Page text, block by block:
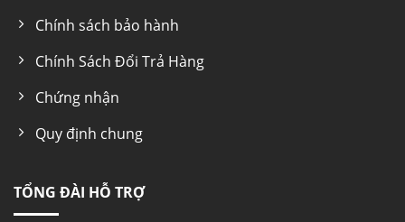
xe thuận tiện cho việc di chuyển tủ vì
sở hữu trọng lượng lớn, tủ đông gây nhiều khó
Chính sách bảo hành
Chính Sách Đổi Trả Hàng
Chứng nhận
Quy định chung
TỔNG ĐÀI HỖ TRỢ